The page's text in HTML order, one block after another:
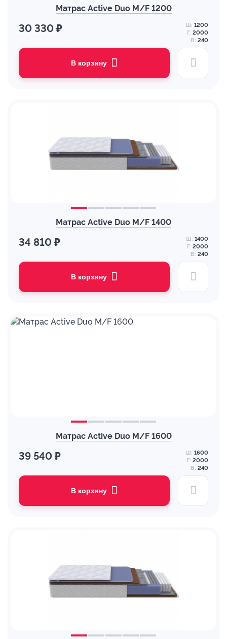
Матрас Active Duo M/F 1200
30 330 ₽ Ш: 1200
Г: 2000
В: 240
В корзину
Матрас Active Duo M/F 1400
34 810 ₽ Ш: 1400
Г: 2000
В: 240
В корзину
Матрас Active Duo M/F 1600
39 540 ₽ Ш: 1600
Г: 2000
В: 240
В корзину